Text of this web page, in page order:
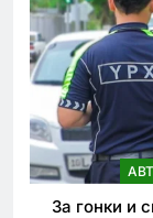
За гонки и